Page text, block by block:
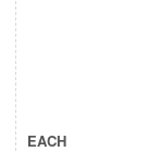
EACH